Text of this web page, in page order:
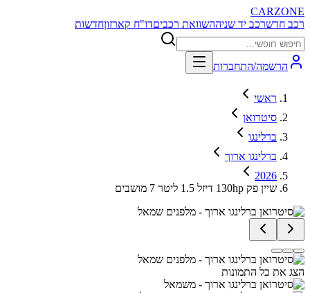
CARZONE
רכב חדשרכב יד שניההשוואת רכביםדו"ח קארזוןחדשות
הרשמה/התחברות
ראשי
סיטרואן
ברלינגו
ברלינגו ארוך
2026
שיין פק 130hp דיזל 1.5 ליטר 7 מושבים
הצג את כל התמונות